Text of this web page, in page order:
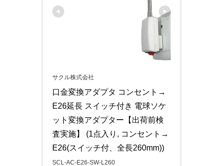
サクル株式会社
口金変換アダプタ コンセント→
E26延長 スイッチ付き 電球ソケ
ット変換アダプター【出荷前検
査実施】 (1点入り, コンセント→
E26(スイッチ付、全長260mm))
SCL-AC-E26-SW-L260